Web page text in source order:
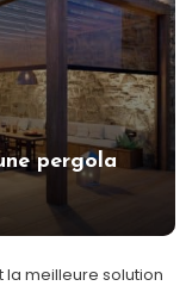
pergola
la meilleure solution